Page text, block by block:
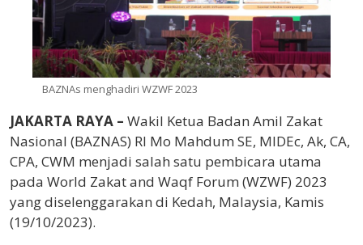
BAZNAs menghadiri WZWF 2023
JAKARTA RAYA – Wakil Ketua Badan Amil Zakat
Nasional (BAZNAS) RI Mo Mahdum SE, MIDEc, Ak, CA,
CPA, CWM menjadi salah satu pembicara utama
pada World Zakat and Waqf Forum (WZWF) 2023
yang diselenggarakan di Kedah, Malaysia, Kamis
(19/10/2023).